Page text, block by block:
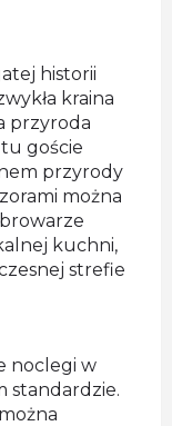
historii
kraina
przyroda
goście
przyrody
można
kuchni,
strefie
noclegi w
standardzie.